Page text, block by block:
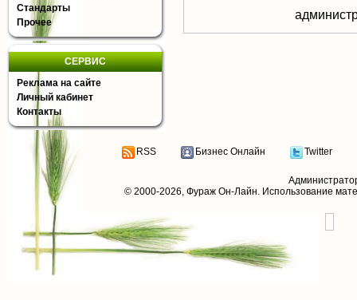
Стандарты
Прочее
СЕРВИС
Реклама на сайте
Личный кабинет
Контакты
RSS Бизнес Онлайн Twitter
© 2000-2026, Фураж Он-Лайн. Использование